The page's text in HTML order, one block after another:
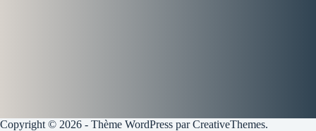
Copyright © 2026 - Thème WordPress parCreativeThemes.